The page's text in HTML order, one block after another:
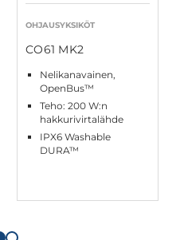
OHJAUSYKSIKÖT
CO61 MK2
Nelikanavainen,
OpenBus™
Teho: 200 W:n
hakkurivirtalähde
IPX6 Washable
DURA™